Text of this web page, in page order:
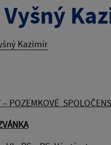
Vyšný
Kazimír
POZEMKOVÉ